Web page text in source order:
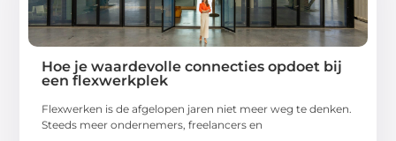
Hoe je waardevolle connecties opdoet bij
een flexwerkplek
Flexwerken is de afgelopen jaren niet meer weg te denken.
Steeds meer ondernemers, freelancers en